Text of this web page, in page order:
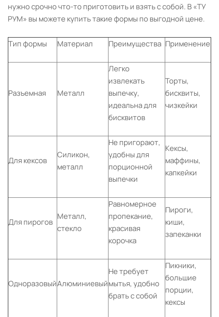
нужно срочно что-то приготовить и взять с собой. В «ТУ
РУМ» вы можете купить такие формы по выгодной цене.
Тип формы Материал Преимущества Применение
Разъемная Металл
Легко
извлекать
выпечку,
идеальна для
бисквитов
Торты,
бисквиты,
чизкейки
Для кексов
Силикон,
металл
Не пригорают,
удобны для
порционной
выпечки
Кексы,
маффины,
капкейки
Для пирогов
Металл,
стекло
Равномерное
пропекание,
красивая
корочка
Пироги,
киши,
запеканки
ОдноразовыйАлюминиевый
Не требует
мытья, удобно
брать с собой
Пикники,
большие
порции,
кексы